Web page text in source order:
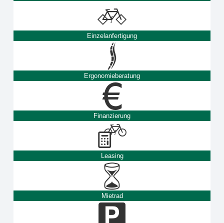
Einzelanfertigung
Ergonomieberatung
Finanzierung
Leasing
Mietrad